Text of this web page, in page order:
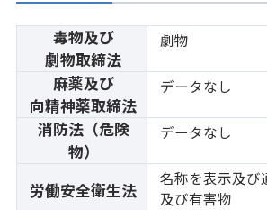
毒物及び
劇物取締法
劇物
麻薬及び
向精神薬取締法
データなし
消防法（危険
物）
データなし
労働安全衛生法
名称を表示及び
及び有害物